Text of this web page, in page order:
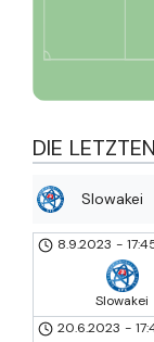
DIE
Slowakei
8.9.2023 -
Slowakei
20.6.2023 -